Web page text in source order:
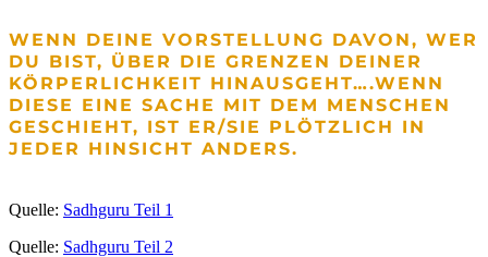
WENN DEINE VORSTELLUNG DAVON, WER
DU BIST, ÜBER DIE GRENZEN DEINER
KÖRPERLICHKEIT HINAUSGEHT….WENN
DIESE EINE SACHE MIT DEM MENSCHEN
GESCHIEHT, IST ER/SIE PLÖTZLICH IN
JEDER HINSICHT ANDERS.
Quelle: Sadhguru Teil 1
Quelle: Sadhguru Teil 2